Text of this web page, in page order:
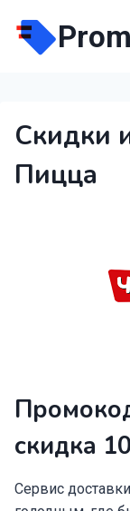
содержимому
Скидки
Пицца
скидка
Сервис